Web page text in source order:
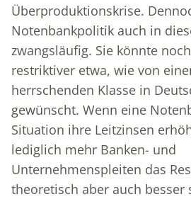
Überproduktionskrise.
Notenbankpolitik auch in
zwangsläufig. Sie könnte
restriktiver etwa, wie von
herrschenden Klasse in
gewünscht. Wenn eine
Situation ihre Leitzinsen
lediglich mehr Banken- und
Unternehmenspleiten das
theoretisch aber auch besser